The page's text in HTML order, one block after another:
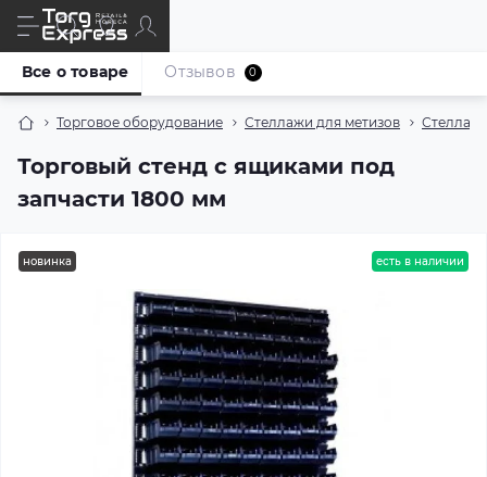
Торговое оборудование Стеллажи для метизов
Торговый стенд с ящиками под
запчасти 1800 мм
Все о товаре Отзывов 0
новинка есть в наличии